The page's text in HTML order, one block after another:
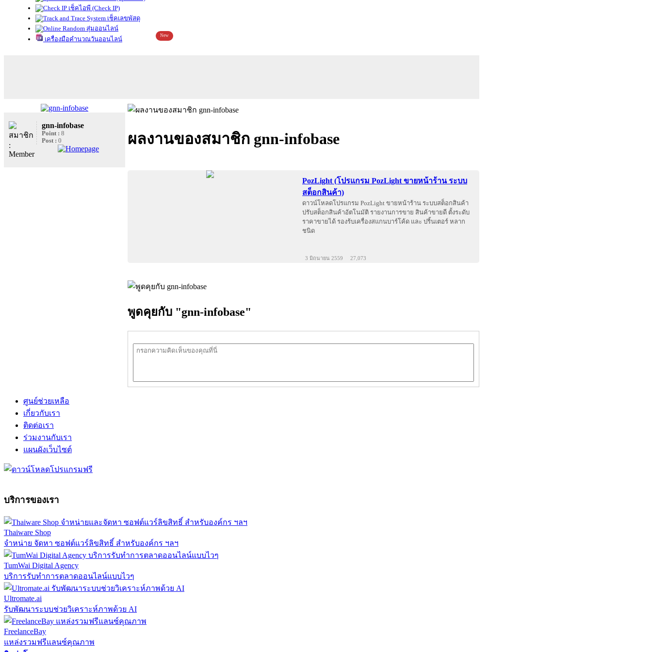
เช็คไอพี (Check IP)
เช็คเลขพัสดุ
สุ่มออนไลน์
เครื่องมือคำนวณวันออนไลน์
New
gnn-infobase
Point : 8
Post : 0 ผลงานของสมาชิก gnn-infobase
PozLight (โปรแกรม PozLight ขายหน้าร้าน ระบบ
สต็อกสินค้า)
ดาวน์โหลดโปรแกรม PozLight ขายหน้าร้าน ระบบสต็อกสินค้า
ปรับสต็อกสินค้าอัตโนมัติ รายงานการขาย สินค้าขายดี ตั้งระดับ
ราคาขายได้ รองร้บเครื่องสแกนบาร์โค้ด และ ปริ้นเตอร์ หลาก
ชนิด
3 มิถุนายน 2559 27,073
พูดคุยกับ "gnn-infobase"
ศูนย์ช่วยเหลือ
เกี่ยวกับเรา
ติดต่อเรา
ร่วมงานกับเรา
แผนผังเว็บไซต์
บริการของเรา
Thaiware Shop
จำหน่าย จัดหา ซอฟต์แวร์ลิขสิทธิ์ สำหรับองค์กร ฯลฯ
TumWai Digital Agency
บริการรับทำการตลาดออนไลน์แบบไวๆ
Ultromate.ai
รับพัฒนาระบบช่วยวิเคราะห์ภาพด้วย AI
FreelanceBay
แหล่งรวมฟรีแลนซ์คุณภาพ